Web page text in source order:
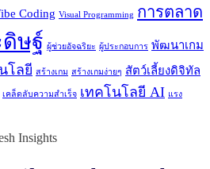
Coding Visual Programming การตลาด
ษฐ์ ผู้ช่วยอัจฉริยะ ผู้ประกอบการ พัฒนาเกม
โลยี สร้างเกม สร้างเกมง่ายๆ สัตว์เลี้ยงดิจิทัล
เคล็ดลับความสำเร็จ เทคโนโลยี AI แรง
Insights